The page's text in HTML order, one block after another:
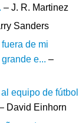
– J. R. Martinez
Sanders
de mi
e... –
equipo de fútbol
David Einhorn